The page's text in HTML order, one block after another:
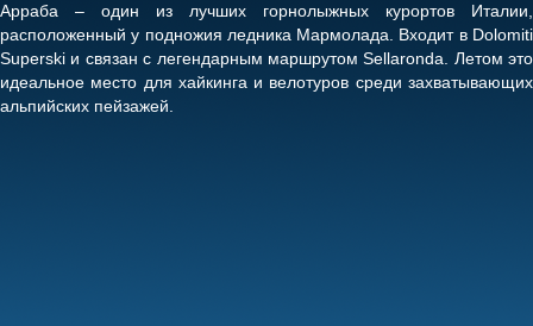
Арраба – один из лучших горнолыжных курортов Италии,
расположенный у подножия ледника Мармолада. Входит в Dolomiti
Superski и связан с легендарным маршрутом Sellaronda. Летом это
идеальное место для хайкинга и велотуров среди захватывающих
альпийских пейзажей.